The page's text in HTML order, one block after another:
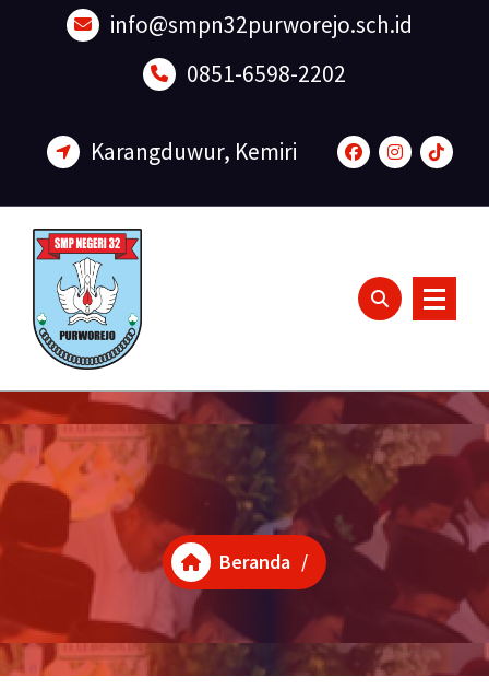
info@smpn32purworejo.sch.id
0851-6598-2202
Karangduwur, Kemiri
Beranda /